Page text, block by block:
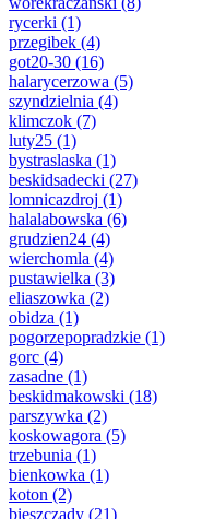
rycerki (1)
przegibek (4)
got20-30 (16)
halarycerzowa (5)
szyndzielnia (4)
klimczok (7)
luty25 (1)
bystraslaska (1)
beskidsadecki (27)
lomnicazdroj (1)
halalabowska (6)
grudzien24 (4)
wierchomla (4)
pustawielka (3)
eliaszowka (2)
obidza (1)
pogorzepopradzkie (1)
gorc (4)
zasadne (1)
beskidmakowski (18)
parszywka (2)
koskowagora (5)
trzebunia (1)
bienkowka (1)
koton (2)
bieszczady (21)